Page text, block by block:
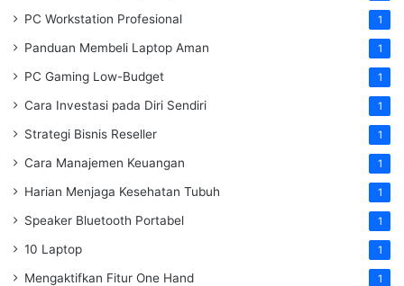
PC Workstation Profesional 1
Panduan Membeli Laptop Aman 1
PC Gaming Low-Budget 1
Cara Investasi pada Diri Sendiri 1
Strategi Bisnis Reseller 1
Cara Manajemen Keuangan 1
Harian Menjaga Kesehatan Tubuh 1
Speaker Bluetooth Portabel 1
10 Laptop 1
Mengaktifkan Fitur One Hand 1